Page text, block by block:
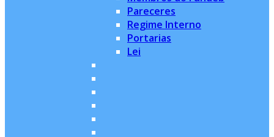
Pareceres
Regime Interno
Portarias
Lei